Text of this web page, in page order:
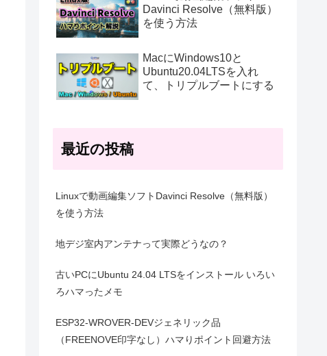
Davinci Resolve（無料版）
を使う方法
MacにWindows10と
Ubuntu20.04LTSを入れ
て、トリプルブートにする
最近の投稿
Linuxで動画編集ソフトDavinci Resolve（無料版）
を使う方法
地デジ室内アンテナって実際どうなの？
古いPCにUbuntu 24.04 LTSをインストール いろい
ろハマったメモ
ESP32-WROVER-DEVジェネリック品
（FREENOVE印字なし）ハマりポイント回避方法